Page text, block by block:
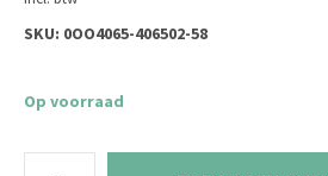
SKU: 0OO4065-406502-58
Op voorraad